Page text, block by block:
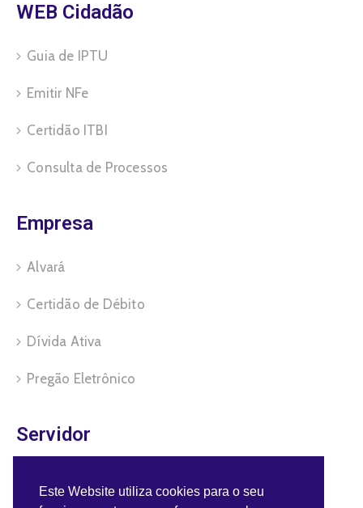
WEB Cidadão
Guia de IPTU
Emitir NFe
Certidão ITBI
Consulta de Processos
Empresa
Alvará
Certidão de Débito
Dívida Ativa
Pregão Eletrônico
Servidor
Benefícios do Servidor
Este Website utiliza cookies para o seu